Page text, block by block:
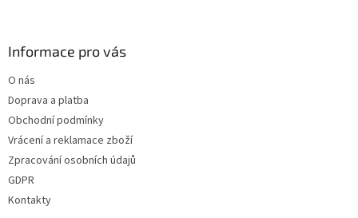
Informace pro vás
O nás
Doprava a platba
Obchodní podmínky
Vrácení a reklamace zboží
Zpracování osobních údajů
GDPR
Kontakty